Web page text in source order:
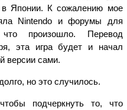
Японии. К сожалению мое
Nintendo и форумы для
произошло. Перевод
эта игра будет и начал
версии сами.
но это случилось.
подчеркнуть то, что